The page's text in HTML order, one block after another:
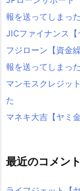
報を送ってしまった
JICファイナンス
フジローン【資金
報を送ってしまった
マンモスクレジッ
た
マネキ大吉【ヤミ
最近のコメント